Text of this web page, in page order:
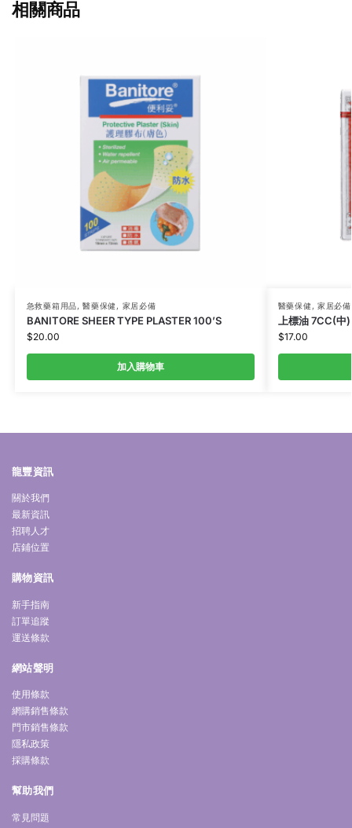
相關商品
急救藥箱用品,醫藥保健, 家居必備
BANITORE SHEER TYPE PLASTER 100’S
$20.00
加入購物車
醫藥保健, 家居必備
上標油 7CC(中)
$17.00
龍豐資訊
關於我們
最新資訊
招聘人才
店鋪位置
購物資訊
新手指南
訂單追蹤
運送條款
網站聲明
使用條款
網購銷售條款
門市銷售條款
隱私政策
採購條款
幫助我們
常見問題